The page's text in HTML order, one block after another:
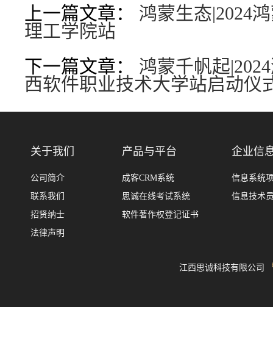
上一篇文章： 鸿蒙生态|2024
理工学院站
下一篇文章： 鸿蒙千帆起
西软件职业技术大学站启动仪
关于我们
公司简介
联系我们
招贤纳士
法律声明
产品与平台
成客CRM系统
思诚在线考试系统
软件著作权登记证书
企业信
信息系统
信息技术
江西思诚科技有限公司